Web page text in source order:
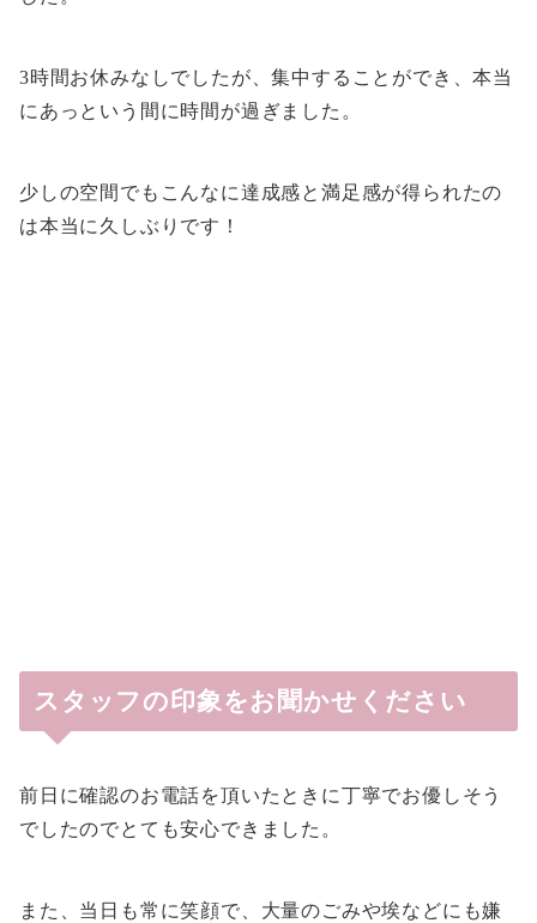
3時間お休みなしでしたが、集中することができ、本当
にあっという間に時間が過ぎました。
少しの空間でもこんなに達成感と満足感が得られたの
は本当に久しぶりです！
スタッフの印象をお聞かせください
前日に確認のお電話を頂いたときに丁寧でお優しそう
でしたのでとても安心できました。
また、当日も常に笑顔で、大量のごみや埃などにも嫌